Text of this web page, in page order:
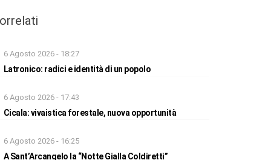
6 Agosto 2026 - 18:27
Latronico: radici e identità di un popolo
6 Agosto 2026 - 17:43
Cicala: vivaistica forestale, nuova opportunità
6 Agosto 2026 - 16:25
A Sant’Arcangelo la “Notte Gialla Coldiretti”